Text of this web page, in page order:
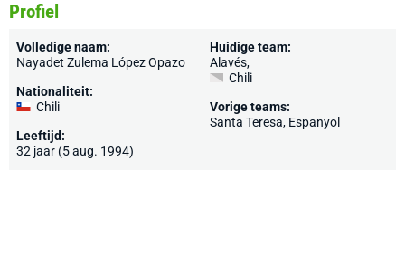
Profiel
Volledige naam:
Nayadet Zulema López Opazo
Nationaliteit:
Chili
Leeftijd:
32 jaar (5 aug. 1994)
Huidige team:
Alavés,
Chili
Vorige teams:
Santa Teresa, Espanyol